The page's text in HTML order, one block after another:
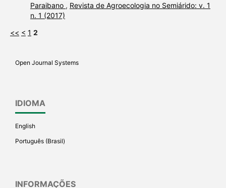
Paraibano , Revista de Agroecologia no Semiárido: v. 1
n. 1 (2017)
<< < 1 2
Open Journal Systems
IDIOMA
English
Português (Brasil)
INFORMAÇÕES